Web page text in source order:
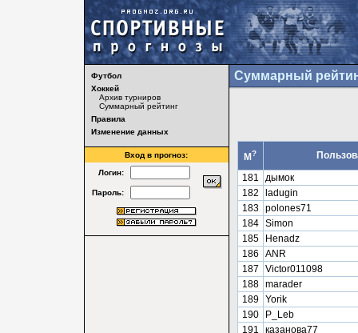
Футбол
Хоккей
Архив турниров
Суммарный рейтинг
Правила
Изменение данных
Вход в прогноз:
Логин:
Пароль:
Суммарный
М?
181
дымок
182
ladugin
183 polones71
184 Simon
185
Henadz
186
ANR
187
Victor011098
188 marader
189 Yorik
190
P_Leb
191
казанова77